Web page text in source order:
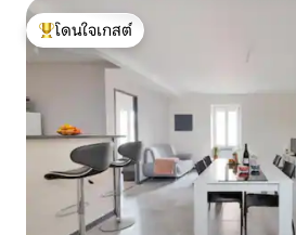
โดนใจเกสต์ที่สุด
โดนใจเกสต์